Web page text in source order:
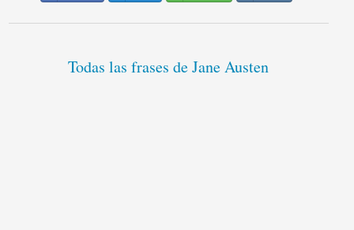
Todas las frases de Jane Austen